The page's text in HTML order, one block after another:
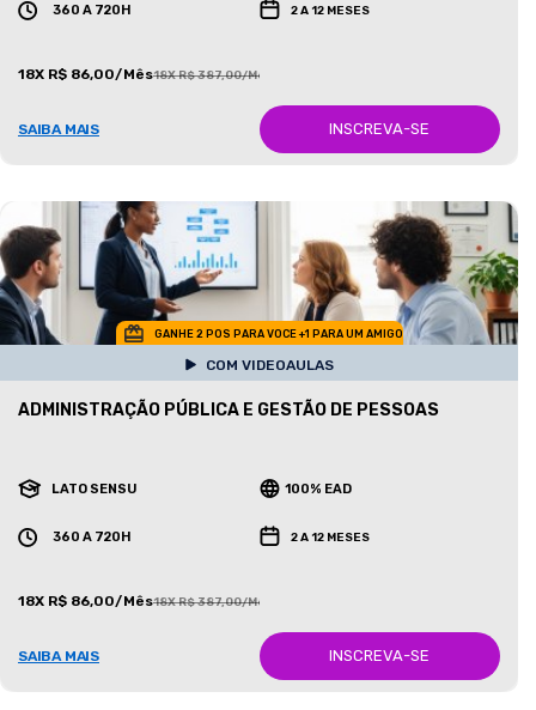
360 A 720H 2 A 12 MESES
18X R$ 86,00/Mês18X R$ 387,00/Mês
SAIBA MAIS INSCREVA-SE
GANHE 2 POS PARA VOCE +1 PARA UM AMIGO
COM VIDEOAULAS
ADMINISTRAÇÃO PÚBLICA E GESTÃO DE PESSOAS
LATO SENSU 100% EAD
360 A 720H 2 A 12 MESES
18X R$ 86,00/Mês18X R$ 387,00/Mês
SAIBA MAIS INSCREVA-SE